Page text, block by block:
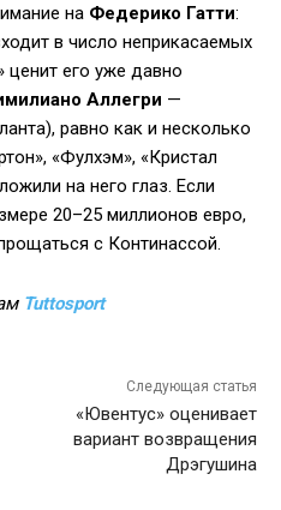
на Федерико Гатти:
в число неприкасаемых
ценит его уже давно
Аллегри —
равно как и несколько
«Фулхэм», «Кристал
на него глаз. Если
20–25 миллионов евро,
с Континассой.
Tuttosport
Следующая статья
«Ювентус» оценивает
вариант возвращения
Дрэгушина